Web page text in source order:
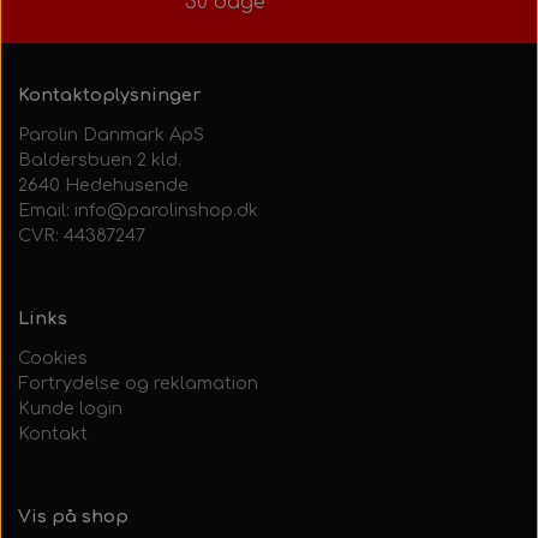
Kontaktoplysninger
Parolin Danmark ApS
Baldersbuen 2 kld.
2640 Hedehusende
Email: info@parolinshop.dk
CVR: 44387247
Links
Cookies
Fortrydelse og reklamation
Kunde login
Kontakt
Vis på shop